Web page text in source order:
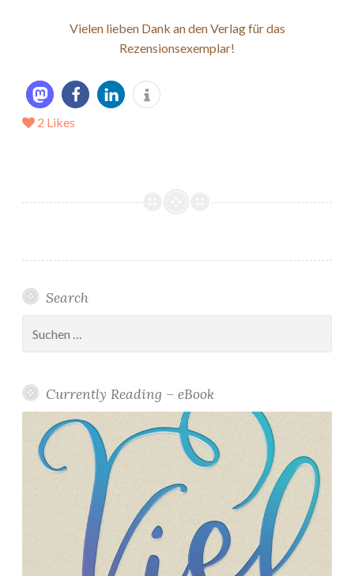
Vielen lieben Dank an den Verlag für das
Rezensionsexemplar!
2 Likes
Search
nach:
Currently Reading – eBook